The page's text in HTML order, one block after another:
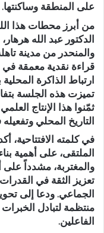
على المنطقة وساكنتها.
من أبرز محطات هذا
الدكتور عبد الله
والمنحدر من مدينة
قراءة نقدية معمقة
ارتباط الذاكرة المحلية
تميزت هذه الجلسة
ثمّنوا هذا الإنتاج
التاريخ المحلي
في كلمته الافتتاحية،
الملتقى، على أهمية
والمغتربة، مشدداً على
تعزيز الثقة في
الجماعي. ودعا إلى
منتظمة لتبادل
الفاعلين.